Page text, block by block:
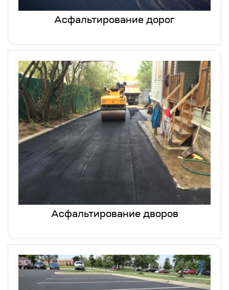
Асфальтирование дорог
Асфальтирование дворов